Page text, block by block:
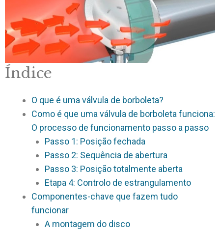
Índice
O que é uma válvula de borboleta?
Como é que uma válvula de borboleta funciona:
O processo de funcionamento passo a passo
Passo 1: Posição fechada
Passo 2: Sequência de abertura
Passo 3: Posição totalmente aberta
Etapa 4: Controlo de estrangulamento
Componentes-chave que fazem tudo
funcionar
A montagem do disco